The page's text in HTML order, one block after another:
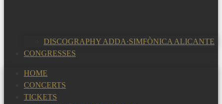
DISCOGRAPHY ADDA·SIMFÒNICA ALICANTE
CONGRESSES
HOME
CONCERTS
TICKETS